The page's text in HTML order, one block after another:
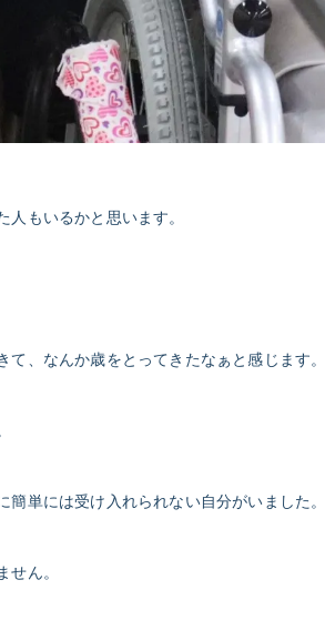
もいるかと思います。
、なんか歳をとってきたなぁと感じます。
単には受け入れられない自分がいました。
ん。